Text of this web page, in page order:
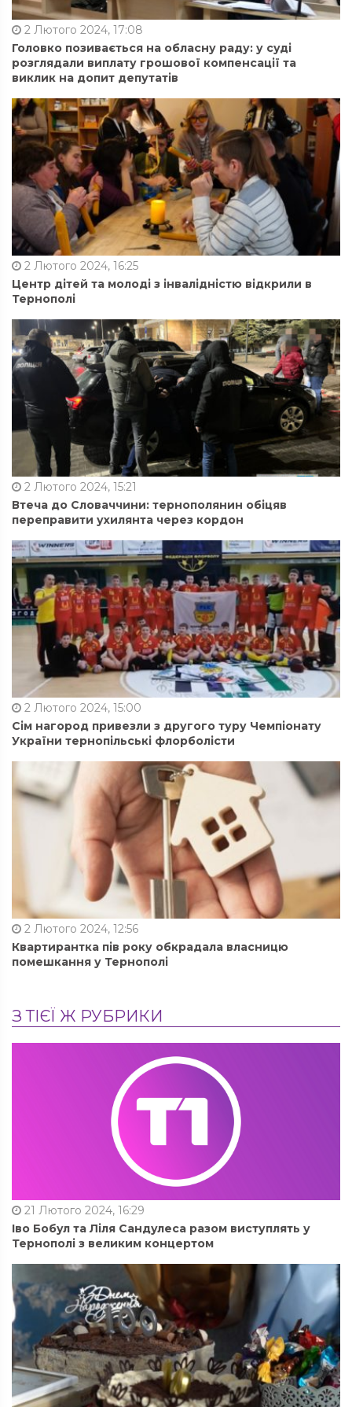
2 Лютого 2024, 17:08
Головко позивається на обласну раду: у суді
розглядали виплату грошової компенсації та
виклик на допит депутатів
2 Лютого 2024, 16:25
Центр дітей та молоді з інвалідністю відкрили в
Тернополі
2 Лютого 2024, 15:21
Втеча до Словаччини: тернополянин обіцяв
переправити ухилянта через кордон
2 Лютого 2024, 15:00
Сім нагород привезли з другого туру Чемпіонату
України тернопільські флорболісти
2 Лютого 2024, 12:56
Квартирантка пів року обкрадала власницю
помешкання у Тернополі
З ТІЄЇ Ж РУБРИКИ
21 Лютого 2024, 16:29
Іво Бобул та Ліля Сандулеса разом виступлять у
Тернополі з великим концертом